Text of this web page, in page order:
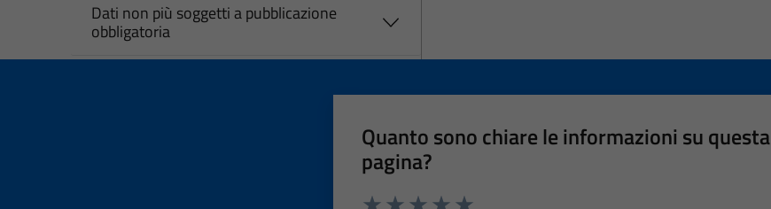
Dati non più soggetti a pubblicazione
obbligatoria
Quanto sono chiare le informazioni su questa
pagina?